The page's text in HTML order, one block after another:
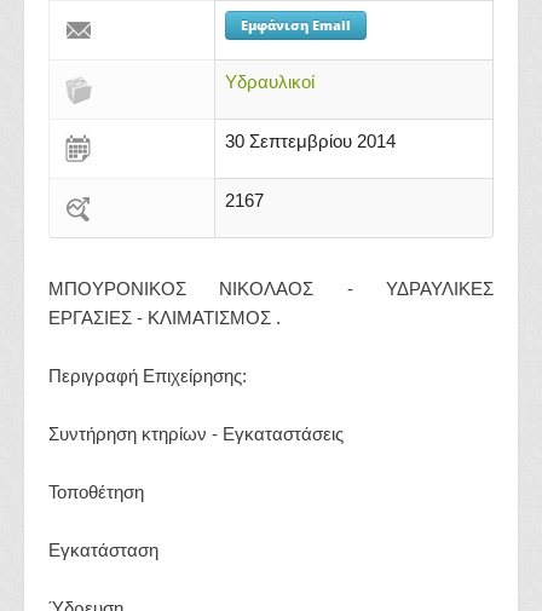
Εμφάνιση Email
Υδραυλικοί
30 Σεπτεμβρίου 2014
2167
ΜΠΟΥΡΟΝΙΚΟΣ ΝΙΚΟΛΑΟΣ - ΥΔΡΑΥΛΙΚΕΣ
ΕΡΓΑΣΙΕΣ - ΚΛΙΜΑΤΙΣΜΟΣ .
Περιγραφή Επιχείρησης:
Συντήρηση κτηρίων - Εγκαταστάσεις
Τοποθέτηση
Εγκατάσταση